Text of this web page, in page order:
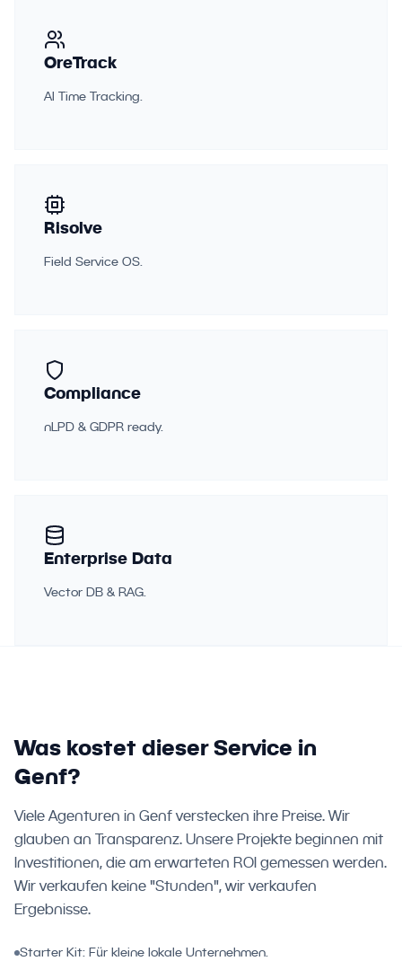
OreTrack
AI Time Tracking.
Risolve
Field Service OS.
Compliance
nLPD & GDPR ready.
Enterprise Data
Vector DB & RAG.
Was kostet dieser Service in
Genf?
Viele Agenturen in Genf verstecken ihre Preise. Wir
glauben an Transparenz. Unsere Projekte beginnen mit
Investitionen, die am erwarteten ROI gemessen werden.
Wir verkaufen keine "Stunden", wir verkaufen
Ergebnisse.
Starter Kit: Für kleine lokale Unternehmen.